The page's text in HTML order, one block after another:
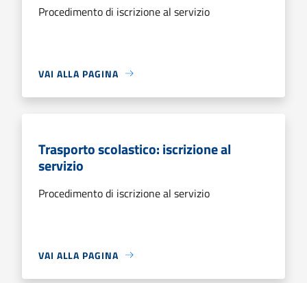
Procedimento di iscrizione al servizio
VAI ALLA PAGINA
Trasporto scolastico: iscrizione al
servizio
Procedimento di iscrizione al servizio
VAI ALLA PAGINA